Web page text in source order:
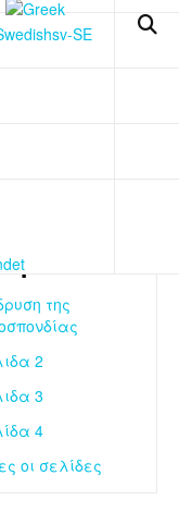
της
2
3
4
οι σελίδες